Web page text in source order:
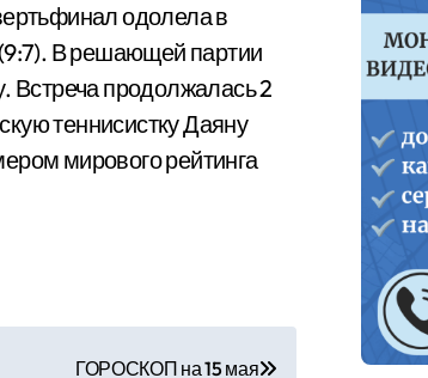
одолела в
(9:7). В решающей партии
Встреча продолжалась 2
теннисистку Даяну
мирового рейтинга
ГОРОСКОП на 15 мая